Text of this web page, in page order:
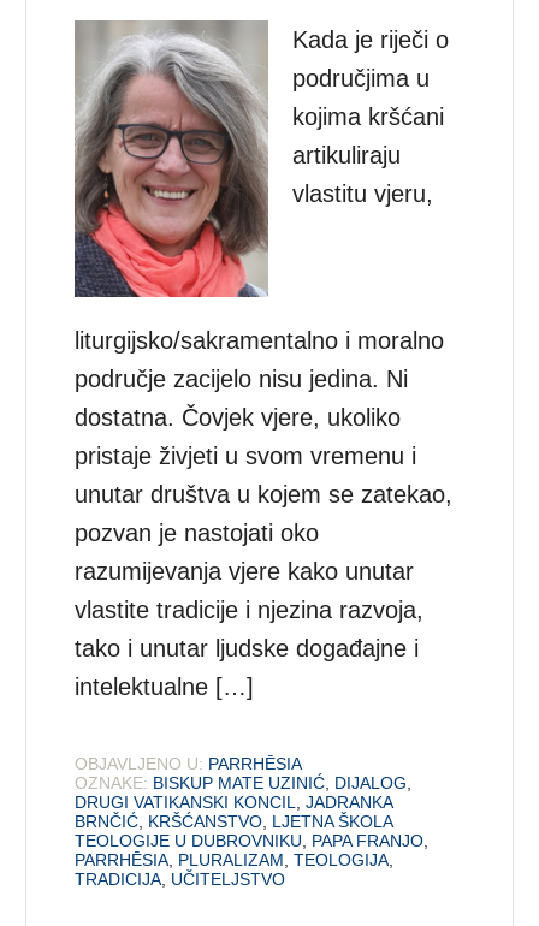
Kada je riječi o
područjima u
kojima kršćani
artikuliraju
vlastitu vjeru,
liturgijsko/sakramentalno i moralno
područje zacijelo nisu jedina. Ni
dostatna. Čovjek vjere, ukoliko
pristaje živjeti u svom vremenu i
unutar društva u kojem se zatekao,
pozvan je nastojati oko
razumijevanja vjere kako unutar
vlastite tradicije i njezina razvoja,
tako i unutar ljudske događajne i
intelektualne […]
OBJAVLJENO U: PARRHĒSIA
OZNAKE: BISKUP MATE UZINIĆ DIJALOG
DRUGI VATIKANSKI KONCIL
,JADRANKA
BRNČIĆ KRŠĆANSTVO LJETNA ŠKOLA
TEOLOGIJE U DUBROVNIKU
PAPA FRANJO
PARRHĒSIA PLURALIZAM ,TEOLOGIJA
TRADICIJA UČITELJSTVO